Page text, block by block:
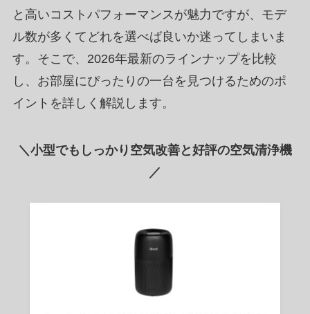
と高いコストパフォーマンスが魅力ですが、モデ
ル数が多くてどれを選べば良いか迷ってしまいま
す。そこで、2026年最新のラインナップを比較
し、お部屋にぴったりの一台を見つけるためのポ
イントを詳しく解説します。
＼小型でもしっかり空気改善と好評の空気清浄機
／